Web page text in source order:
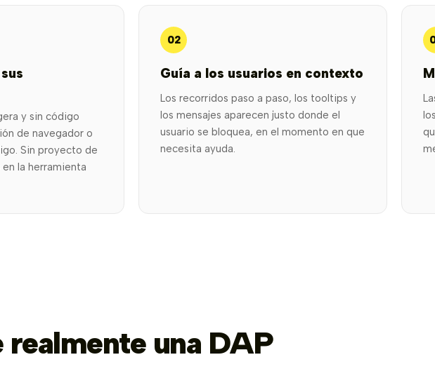
y sin código
de navegador o
Sin proyecto de
la herramienta
02
Guía a los usuarios en contexto
Los recorridos paso a paso, los tooltips y
los mensajes aparecen justo donde el
usuario se bloquea, en el momento en que
necesita ayuda.
realmente una DAP